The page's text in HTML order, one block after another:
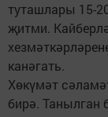
туташлары 15-
җитми.
канәгать.
Хөкүмәт
бирә. Танылган